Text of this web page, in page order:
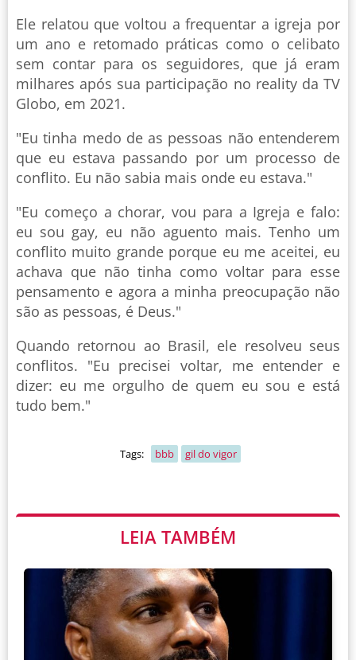
Ele relatou que voltou a frequentar a igreja por
um ano e retomado práticas como o celibato
sem contar para os seguidores, que já eram
milhares após sua participação no reality da TV
Globo, em 2021.
"Eu tinha medo de as pessoas não entenderem
que eu estava passando por um processo de
conflito. Eu não sabia mais onde eu estava."
"Eu começo a chorar, vou para a Igreja e falo:
eu sou gay, eu não aguento mais. Tenho um
conflito muito grande porque eu me aceitei, eu
achava que não tinha como voltar para esse
pensamento e agora a minha preocupação não
são as pessoas, é Deus."
Quando retornou ao Brasil, ele resolveu seus
conflitos. "Eu precisei voltar, me entender e
dizer: eu me orgulho de quem eu sou e está
tudo bem."
Tags: bbb gil do vigor
LEIA TAMBÉM